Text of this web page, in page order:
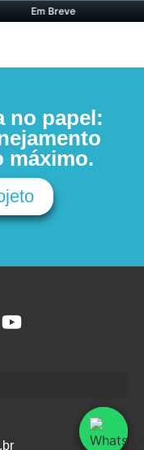
Em Breve
no papel:
máximo.